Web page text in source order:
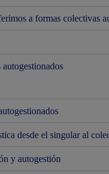
a formas colectivas
desde el singular al
y autogestión